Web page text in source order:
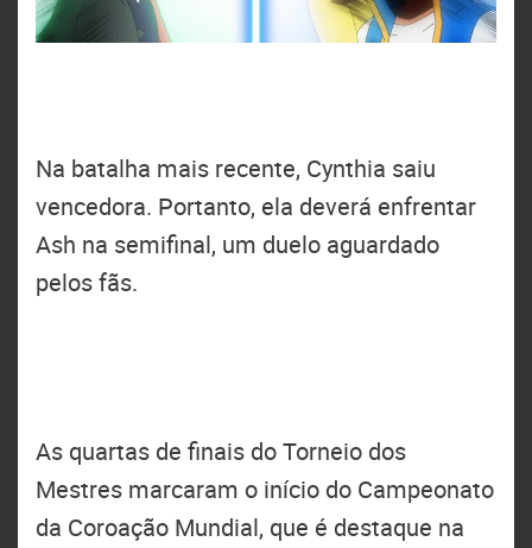
Na batalha mais recente, Cynthia saiu
vencedora. Portanto, ela deverá enfrentar
Ash na semifinal, um duelo aguardado
pelos fãs.
As quartas de finais do Torneio dos
Mestres marcaram o início do Campeonato
da Coroação Mundial, que é destaque na